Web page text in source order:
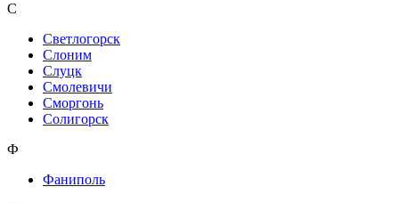
С
Светлогорск
Слоним
Слуцк
Смолевичи
Сморгонь
Солигорск
Ф
Фаниполь